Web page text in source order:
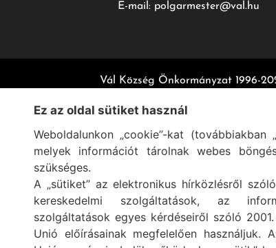
E-mail: polgarmester@val.hu
Vál Község Önkormányzat 1996-
Ez az oldal sütiket használ
Weboldalunkon „cookie”-kat
melyek információt tárolnak webes
szükséges.
A „sütiket” az elektronikus hírközlésről
kereskedelmi szolgáltatások, az
szolgáltatások egyes kérdéseiről szóló
Unió előírásainak megfelelően használjuk.